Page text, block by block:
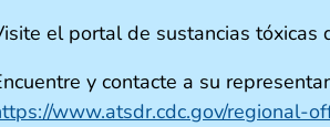
el portal de sustancias tóxicas
y contacte a su
www.atsdr.cdc.gov/regional-